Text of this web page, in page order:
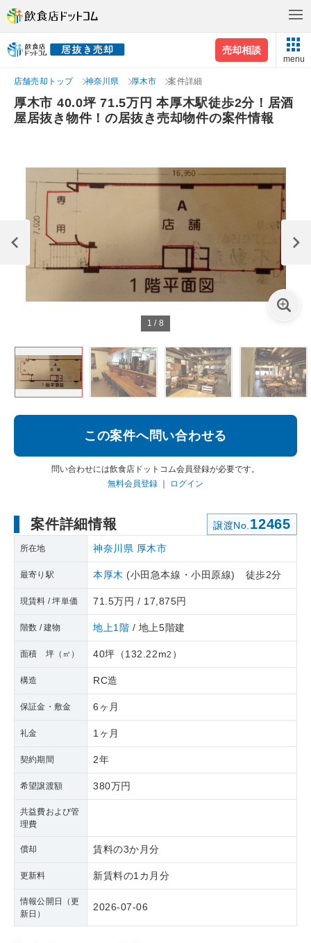
売却相談
menu
店舗売却トップ 神奈川県 厚木市 案件詳細
厚木市 40.0坪 71.5万円 本厚木駅徒歩2分！居酒
屋居抜き物件！の居抜き売却物件の案件情報
1 / 8
この案件へ問い合わせる
問い合わせには飲食店ドットコム会員登録が必要です。
無料会員登録
ログイン
案件詳細情報 譲渡No. 12465
所在地 神奈川県 厚木市
最寄り駅 本厚木 (小田急本線・小田原線) 徒歩2分
現賃料 / 坪単価 71.5万円 / 17,875円
階数 / 建物 地上1階 / 地上5階建
面積 坪（㎡） 40坪 （132.22m2 ）
構造 RC造
保証金・敷金 6ヶ月
礼金 1ヶ月
契約期間 2年
希望譲渡額 380万円
共益費および管
理費
償却 賃料の3か月分
更新料 新賃料の1カ月分
情報公開日（更
新日）
2026-07-06